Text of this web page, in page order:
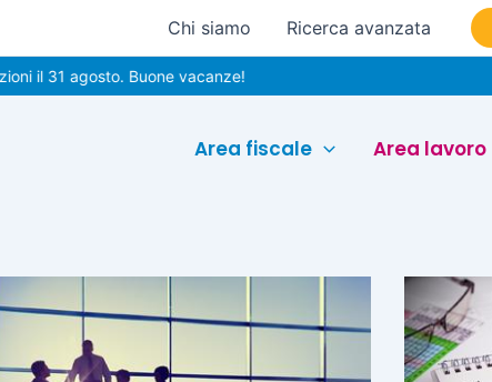
Chi siamo Ricerca avanzata
il 31 agosto. Buone vacanze!
Area fiscale Area lavoro